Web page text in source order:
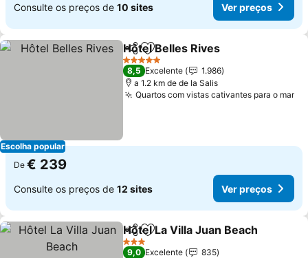
Consulte os preços de 10 sites Ver preços
Escolha popular
PartilharAdicionar aos favoritos
Hôtel Belles Rives
5 Estrelas
8,5 Excelente
1.986
a 1.2 km de de la Salis
Quartos com vistas cativantes para o mar
De € 239
Consulte os preços de 12 sites Ver preços
PartilharAdicionar aos favoritos
Hôtel La Villa Juan Beach
3 Estrelas
9,0 Excelente
835